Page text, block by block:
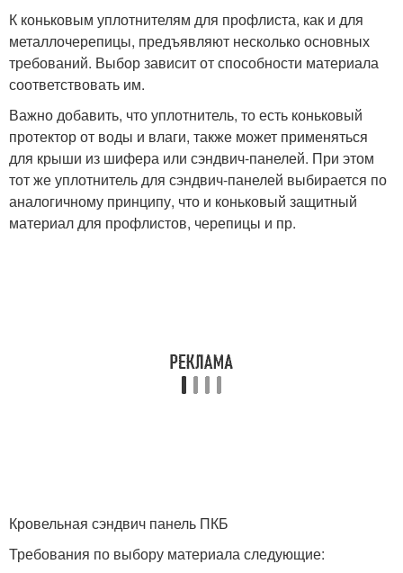
К коньковым уплотнителям для профлиста, как и для
металлочерепицы, предъявляют несколько основных
требований. Выбор зависит от способности материала
соответствовать им.
Важно добавить, что уплотнитель, то есть коньковый
протектор от воды и влаги, также может применяться
для крыши из шифера или сэндвич-панелей. При этом
тот же уплотнитель для сэндвич-панелей выбирается по
аналогичному принципу, что и коньковый защитный
материал для профлистов, черепицы и пр.
Кровельная сэндвич панель ПКБ
Требования по выбору материала следующие: